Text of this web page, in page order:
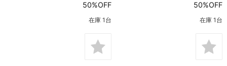
50%OFF
在庫 1台
50%OFF
在庫 1台